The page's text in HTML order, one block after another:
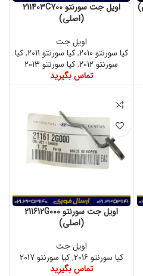
اویل جت سورنتو 211403C700
(اصلی)
اویل جت
کیا سورنتو 2010
,کیا سورنتو 2011 ,کیا
سورنتو 2012
,کیا سورنتو 2013
تماس بگیرید
اویل جت سورنتو 211612G000
(اصلی)
اویل جت
کیا سورنتو 2016
,کیا سورنتو 2017
تماس بگیرید